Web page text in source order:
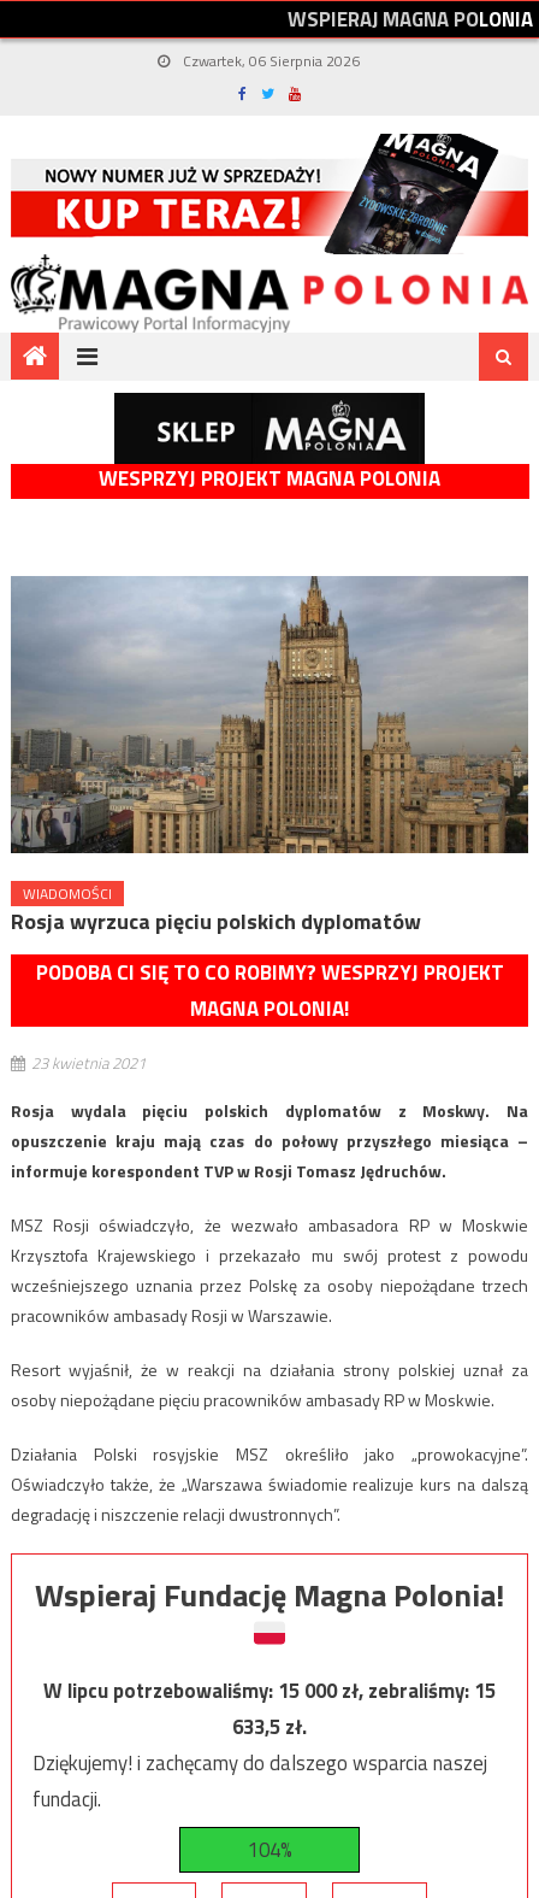
WSPIERAJMAGNAPOLONIA
Czwartek, 06 Sierpnia 2026
WESPRZYJ PROJEKT MAGNA POLONIA
WIADOMOŚCI
Rosja wyrzuca pięciu polskich dyplomatów
PODOBA CI SIĘ TO CO ROBIMY? WESPRZYJ PROJEKT
MAGNA POLONIA!
23 kwietnia 2021
Rosja wydala pięciu polskich dyplomatów z Moskwy. Na
opuszczenie kraju mają czas do połowy przyszłego miesiąca –
informuje korespondent TVP w Rosji Tomasz Jędruchów.
MSZ Rosji oświadczyło, że wezwało ambasadora RP w Moskwie
Krzysztofa Krajewskiego i przekazało mu swój protest z powodu
wcześniejszego uznania przez Polskę za osoby niepożądane trzech
pracowników ambasady Rosji w Warszawie.
Resort wyjaśnił, że w reakcji na działania strony polskiej uznał za
osoby niepożądane pięciu pracowników ambasady RP w Moskwie.
Działania Polski rosyjskie MSZ określiło jako „prowokacyjne”.
Oświadczyło także, że „Warszawa świadomie realizuje kurs na dalszą
degradację i niszczenie relacji dwustronnych”.
Wspieraj Fundację Magna Polonia!
W lipcu potrzebowaliśmy:15 000zł, zebraliśmy:15
633,5zł.
Dziękujemy! i zachęcamy do dalszego wsparcia naszej
fundacji.
104%